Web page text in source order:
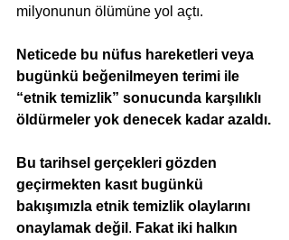
milyonunun ölümüne yol açtı.
Neticede bu nüfus hareketleri veya
bugünkü beğenilmeyen terimi ile
“etnik temizlik” sonucunda karşılıklı
öldürmeler yok denecek kadar azaldı.
Bu tarihsel gerçekleri gözden
geçirmekten kasıt bugünkü
bakışımızla etnik temizlik olaylarını
onaylamak değil . Fakat iki halkın